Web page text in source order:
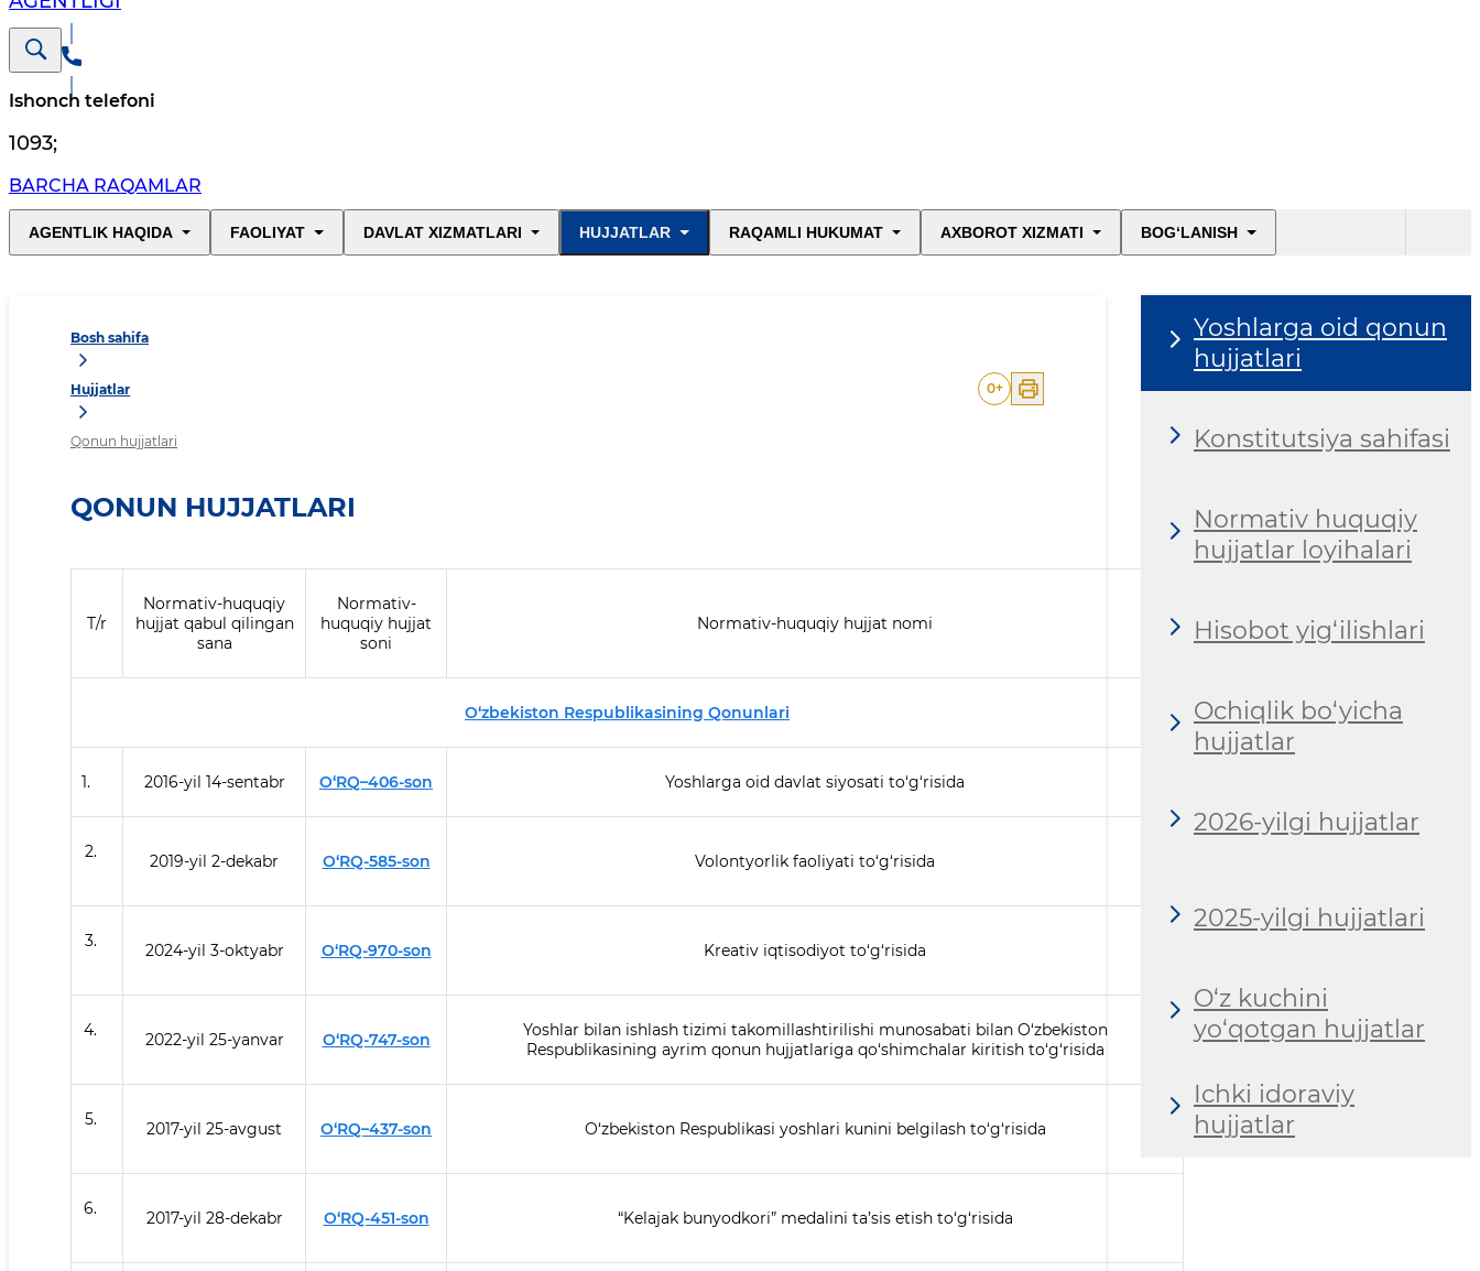
Ishonch telefoni
1093;
BARCHA RAQAMLAR
AGENTLIK HAQIDA FAOLIYAT DAVLAT XIZMATLARI HUJJATLAR RAQAMLI HUKUMAT AXBOROT XIZMATI BOG‘LANISH
Bosh sahifa
Hujjatlar
Qonun hujjatlari
0+
QONUN HUJJATLARI
T/r
Normativ-huquqiy
hujjat qabul qilingan
sana
Normativ-
huquqiy hujjat
soni
Normativ-huquqiy hujjat nomi
O‘zbekiston Respublikasining Qonunlari
1. 2016-yil 14-sentabr O‘RQ–406-son Yoshlarga oid davlat siyosati to‘g‘risida
2. 2019-yil 2-dekabr O‘RQ-585-son Volontyorlik faoliyati to‘g‘risida
3. 2024-yil 3-oktyabr O‘RQ-970-son Kreativ iqtisodiyot to‘g‘risida
4. 2022-yil 25-yanvar O‘RQ-747-son
Yoshlar bilan ishlash tizimi takomillashtirilishi munosabati bilan O‘zbekiston
Respublikasining ayrim qonun hujjatlariga qo‘shimchalar kiritish to‘g‘risida
5. 2017-yil 25-avgust O‘RQ–437-son O‘zbekiston Respublikasi yoshlari kunini belgilash to‘g‘risida
6. 2017-yil 28-dekabr O‘RQ-451-son “Kelajak bunyodkori” medalini ta’sis etish to‘g‘risida
Yoshlarga oid qonun
hujjatlari
Konstitutsiya sahifasi
Normativ huquqiy
hujjatlar loyihalari
Hisobot yig‘ilishlari
Ochiqlik bo‘yicha
hujjatlar
2026-yilgi hujjatlar
2025-yilgi hujjatlari
O‘z kuchini
yo‘qotgan hujjatlar
Ichki idoraviy
hujjatlar